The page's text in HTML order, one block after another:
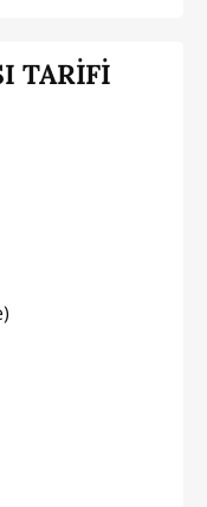
TARİFİ